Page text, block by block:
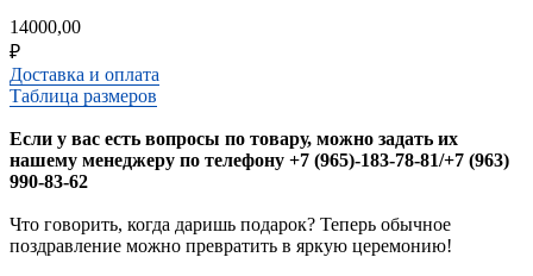
14000,00
₽
Доставка и оплата
Таблица размеров
Если у вас есть вопросы по товару, можно задать их
нашему менеджеру по телефону +7 (965)-183-78-81/+7 (963)
990-83-62
Что говорить, когда даришь подарок? Теперь обычное
поздравление можно превратить в яркую церемонию!